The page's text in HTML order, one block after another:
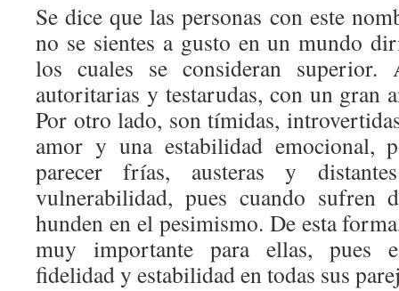
Se dice que las personas con este
no se sientes a gusto en un mundo
los cuales se consideran superior.
autoritarias y testarudas, con un gran
Por otro lado, son tímidas,
amor y una estabilidad emocional,
parecer frías, austeras y
vulnerabilidad, pues cuando sufren
hunden en el pesimismo. De esta
muy importante para ellas, pues
fidelidad y estabilidad en todas sus